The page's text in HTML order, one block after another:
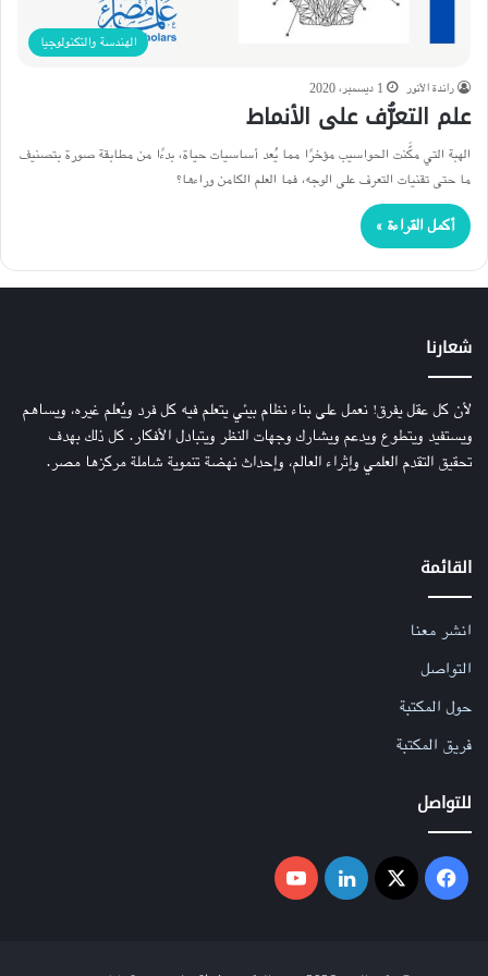
الهندسة والتكنولوجيا
راندة الأنور 1 ديسمبر، 2020
علم التعرُّف على الأنماط
الهبة التي مكَّنت الحواسيب مؤخرًا مما يُعد أساسيات حياة، بدءًا من مطابقة صورة بتصنيف
ما حتى تقنيات التعرف على الوجه، فما العلم الكامن وراءها؟
أكمل القراءة »
شعارنا
لأن كل عقل يفرق! نعمل على بناء نظام بيئي يتعلم فيه كل فرد ويُعلم غيره، ويساهم
ويستفيد ويتطوع ويدعم ويشارك وجهات النظر ويتبادل الأفكار. كل ذلك بهدف
تحقيق التقدم العلمي وإثراء العالم، وإحداث نهضة تنموية شاملة مركزها مصر.
القائمة
انشر معنا
التواصل
حول المكتبة
فريق المكتبة
للتواصل
فيسبوك ‫X لينكدإن ‫YouTube